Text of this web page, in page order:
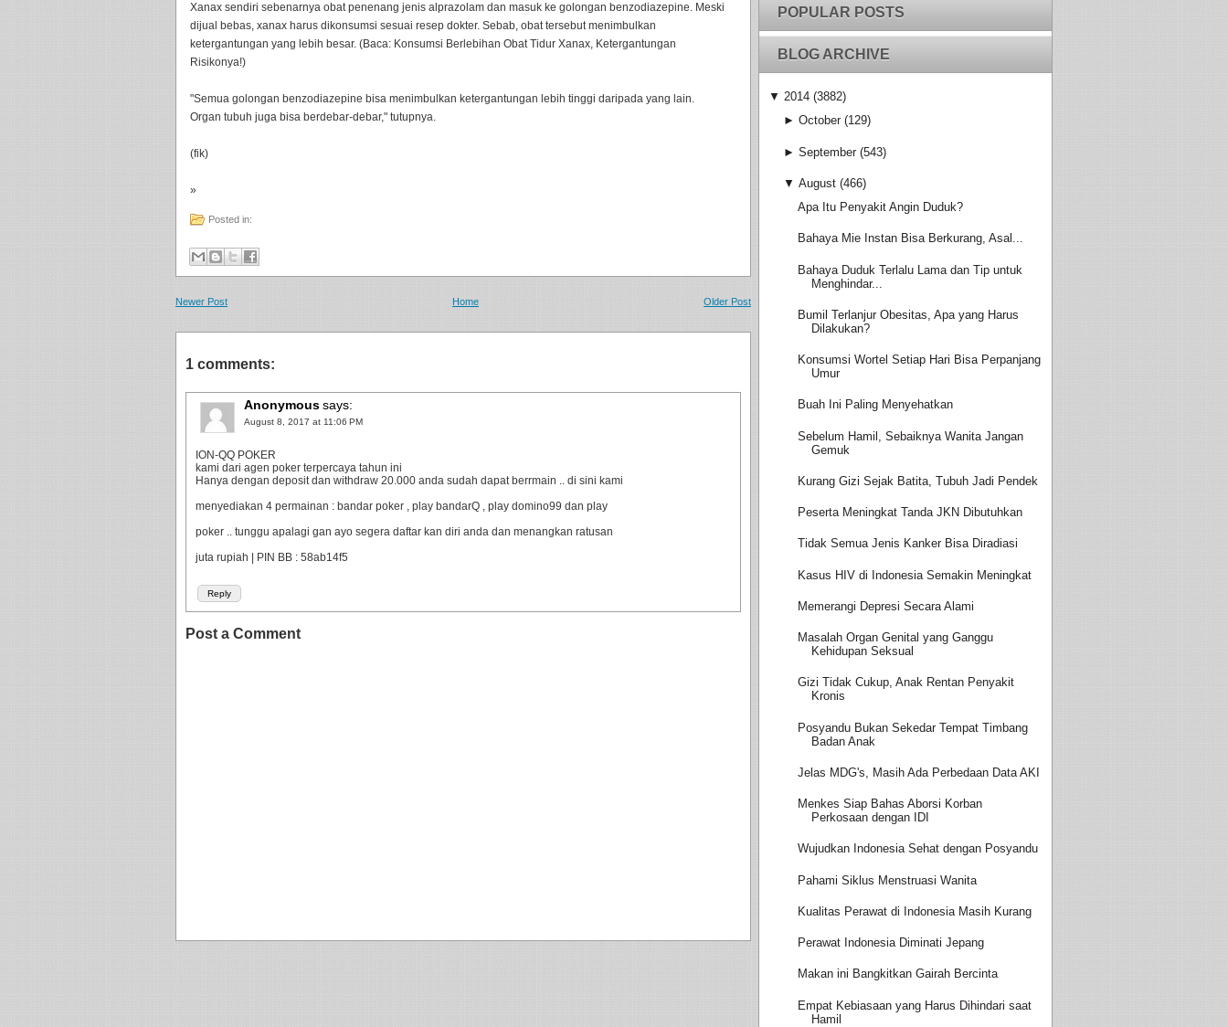
Xanax sendiri sebenarnya obat penenang jenis alprazolam dan masuk ke golongan benzodiazepine. Meski
dijual bebas, xanax harus dikonsumsi sesuai resep dokter. Sebab, obat tersebut menimbulkan
ketergantungan yang lebih besar. (Baca: Konsumsi Berlebihan Obat Tidur Xanax, Ketergantungan
Risikonya!)
"Semua golongan benzodiazepine bisa menimbulkan ketergantungan lebih tinggi daripada yang lain.
Organ tubuh juga bisa berdebar-debar," tutupnya.
(fik)
»
Posted in:
Newer Post Older Post
Home
1 comments:
Anonymoussays:
August 8, 2017 at 11:06 PM
Reply
ION-QQ POKER
kami dari agen poker terpercaya tahun ini
Hanya dengan deposit dan withdraw 20.000 anda sudah dapat berrmain .. di sini kami
menyediakan 4 permainan : bandar poker , play bandarQ , play domino99 dan play
poker .. tunggu apalagi gan ayo segera daftar kan diri anda dan menangkan ratusan
juta rupiah | PIN BB : 58ab14f5
Post a Comment
POPULAR POSTS
BLOG ARCHIVE
▼ 2014 (3882)
► October (129)
► September (543)
▼ August (466)
Apa Itu Penyakit Angin Duduk?
Bahaya Mie Instan Bisa Berkurang, Asal...
Bahaya Duduk Terlalu Lama dan Tip untuk
Menghindar...
Bumil Terlanjur Obesitas, Apa yang Harus
Dilakukan?
Konsumsi Wortel Setiap Hari Bisa Perpanjang
Umur
Buah Ini Paling Menyehatkan
Sebelum Hamil, Sebaiknya Wanita Jangan
Gemuk
Kurang Gizi Sejak Batita, Tubuh Jadi Pendek
Peserta Meningkat Tanda JKN Dibutuhkan
Tidak Semua Jenis Kanker Bisa Diradiasi
Kasus HIV di Indonesia Semakin Meningkat
Memerangi Depresi Secara Alami
Masalah Organ Genital yang Ganggu
Kehidupan Seksual
Gizi Tidak Cukup, Anak Rentan Penyakit
Kronis
Posyandu Bukan Sekedar Tempat Timbang
Badan Anak
Jelas MDG's, Masih Ada Perbedaan Data AKI
Menkes Siap Bahas Aborsi Korban
Perkosaan dengan IDI
Wujudkan Indonesia Sehat dengan Posyandu
Pahami Siklus Menstruasi Wanita
Kualitas Perawat di Indonesia Masih Kurang
Perawat Indonesia Diminati Jepang
Makan ini Bangkitkan Gairah Bercinta
Empat Kebiasaan yang Harus Dihindari saat
Hamil